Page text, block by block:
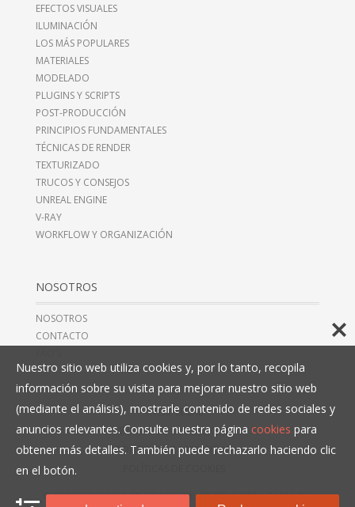
EFECTOS VISUALES
ILUMINACIÓN
LOS MÁS POPULARES
MATERIALES
MODELADO
PLUGINS Y SCRIPTS
POST-PRODUCCIÓN
PRINCIPIOS FUNDAMENTALES
TÉCNICAS DE RENDER
TEXTURIZADO
TRUCOS Y CONSEJOS
UNREAL ENGINE
V-RAY
WORKFLOW Y ORGANIZACIÓN
NOSOTROS
NOSOTROS
CONTACTO
AVISO LEGAL
TÉRMINOS Y CONDICIONES
POLÍTICAS DE PRIVACIDAD
© COPYRIGHT 2016, 3D COLLECTIVE, CIF B10466993,+34 914 497
Nuestro sitio web utiliza cookies y, por lo tanto, recopila
información sobre su visita para mejorar nuestro sitio web
(mediante el análisis), mostrarle contenido de redes sociales y
anuncios relevantes. Consulte nuestra página cookies para
obtener más detalles. También puede rechazarlo haciendo clic
en el botón.